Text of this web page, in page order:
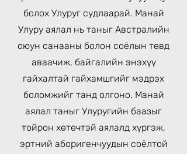
болох Улуруг судлаарай. Манай
Улуру аялал нь таныг Австралийн
оюун санааны болон соёлын төвд
аваачиж, байгалийн энэхүү
гайхалтай гайхамшгийг мэдрэх
боломжийг танд олгоно. Манай
аялал таныг Улуругийн баазыг
тойрон хөтөчтэй аялалд хүргэж,
эртний аборигенчуудын соёлтой